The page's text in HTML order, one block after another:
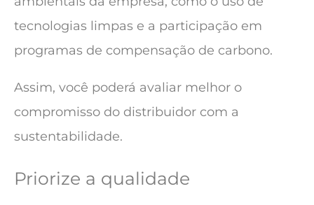
tecnologias limpas e a participação em
programas de compensação de carbono.
Assim, você poderá avaliar melhor o
compromisso do distribuidor com a
sustentabilidade.
Priorize a qualidade